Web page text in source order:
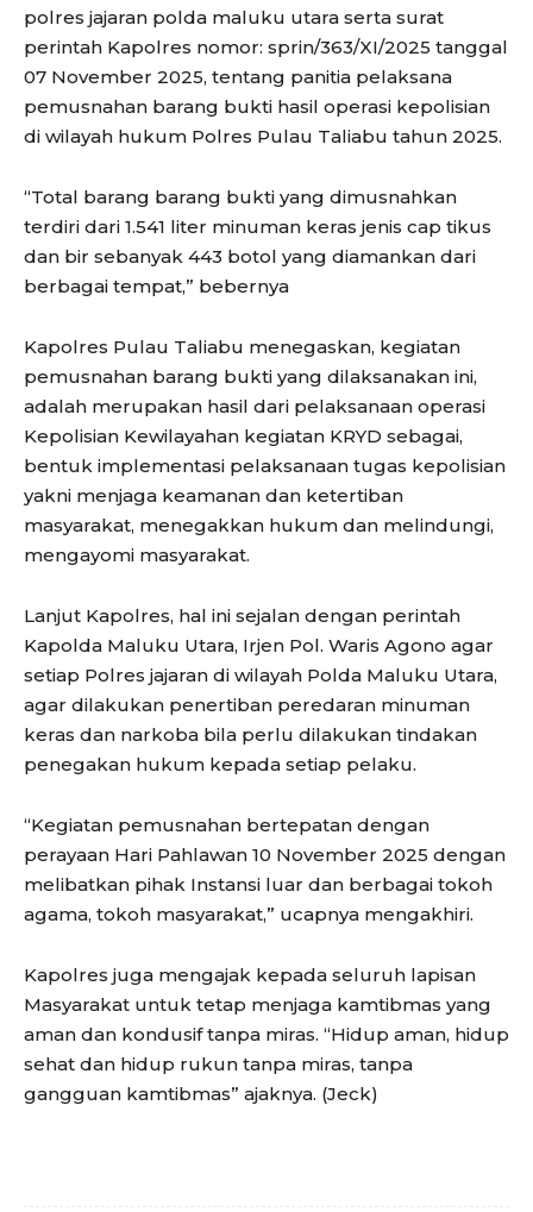
polres jajaran polda maluku utara serta surat
perintah Kapolres nomor: sprin/363/XI/2025 tanggal
07 November 2025, tentang panitia pelaksana
pemusnahan barang bukti hasil operasi kepolisian
di wilayah hukum Polres Pulau Taliabu tahun 2025.
“Total barang barang bukti yang dimusnahkan
terdiri dari 1.541 liter minuman keras jenis cap tikus
dan bir sebanyak 443 botol yang diamankan dari
berbagai tempat,” bebernya
Kapolres Pulau Taliabu menegaskan, kegiatan
pemusnahan barang bukti yang dilaksanakan ini,
adalah merupakan hasil dari pelaksanaan operasi
Kepolisian Kewilayahan kegiatan KRYD sebagai,
bentuk implementasi pelaksanaan tugas kepolisian
yakni menjaga keamanan dan ketertiban
masyarakat, menegakkan hukum dan melindungi,
mengayomi masyarakat.
Lanjut Kapolres, hal ini sejalan dengan perintah
Kapolda Maluku Utara, Irjen Pol. Waris Agono agar
setiap Polres jajaran di wilayah Polda Maluku Utara,
agar dilakukan penertiban peredaran minuman
keras dan narkoba bila perlu dilakukan tindakan
penegakan hukum kepada setiap pelaku.
“Kegiatan pemusnahan bertepatan dengan
perayaan Hari Pahlawan 10 November 2025 dengan
melibatkan pihak Instansi luar dan berbagai tokoh
agama, tokoh masyarakat,” ucapnya mengakhiri.
Kapolres juga mengajak kepada seluruh lapisan
Masyarakat untuk tetap menjaga kamtibmas yang
aman dan kondusif tanpa miras. “Hidup aman, hidup
sehat dan hidup rukun tanpa miras, tanpa
gangguan kamtibmas” ajaknya. (Jeck)